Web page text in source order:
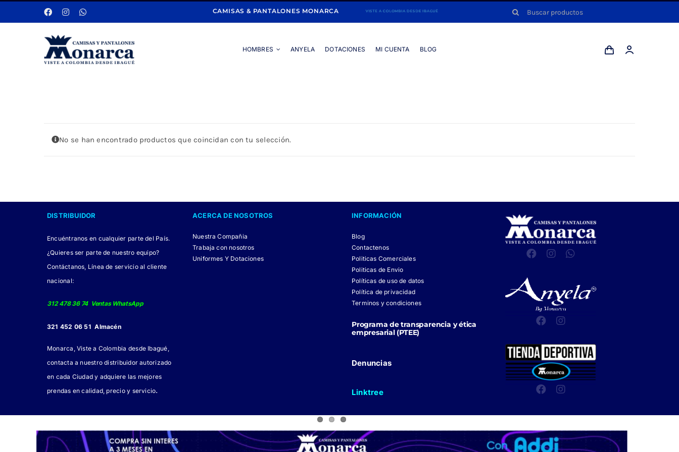
al
CAMISAS & PANTALONES MONARCA Buscar:
HOMBRES ANYELA DOTACIONES MI CUENTA BLOG
No se han encontrado productos que coincidan con tu selección.
DISTRIBUIDOR
Encuéntranos en cualquier parte del País.
¿Quieres ser parte de nuestro equipo?
Contáctanos, Línea de servicio al cliente
nacional:
312 478 36 74 Ventas WhatsApp
321 452 06 51 Almacén
Monarca, Viste a Colombia desde Ibagué,
contacta a nuestro distribuidor autorizado
en cada Ciudad y adquiere las mejores
prendas en calidad, precio y servicio.
ACERCA DE NOSOTROS
Nuestra Compañia
Trabaja con nosotros
Uniformes Y Dotaciones
INFORMACIÓN
Blog
Contactenos
Politicas Comerciales
Politicas de Envio
Políticas de uso de datos
Política de privacidad
Terminos y condiciones
Programa de transparencia y ética
empresarial (PTEE)
Denuncias
Linktree